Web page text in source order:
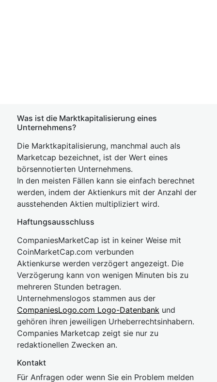
Was ist die Marktkapitalisierung eines
Unternehmens?
Die Marktkapitalisierung, manchmal auch als
Marketcap bezeichnet, ist der Wert eines
börsennotierten Unternehmens.
In den meisten Fällen kann sie einfach berechnet
werden, indem der Aktienkurs mit der Anzahl der
ausstehenden Aktien multipliziert wird.
Haftungsausschluss
CompaniesMarketCap ist in keiner Weise mit
CoinMarketCap.com verbunden
Aktienkurse werden verzögert angezeigt. Die
Verzögerung kann von wenigen Minuten bis zu
mehreren Stunden betragen.
Unternehmenslogos stammen aus der
CompaniesLogo.com Logo-Datenbank und
gehören ihren jeweiligen Urheberrechtsinhabern.
Companies Marketcap zeigt sie nur zu
redaktionellen Zwecken an.
Kontakt
Für Anfragen oder wenn Sie ein Problem melden